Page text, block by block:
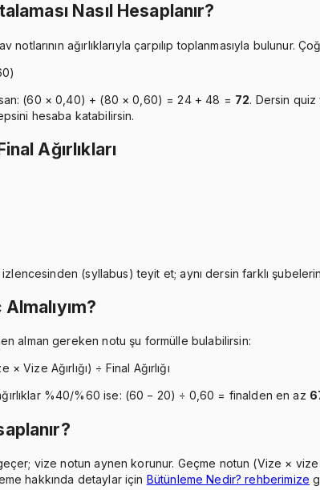
Nasıl Hesaplanır?
notlarının ağırlıklarıyla çarpılıp toplanmasıyla bulunur.
(60 × 0,40) + (80 × 0,60) = 24 + 48 = 72. Dersin
hesaba katabilirsin.
Ağırlıkları
izlencesinden (syllabus) teyit et; aynı dersin farklı
alman gereken notu şu formülle bulabilirsin:
Vize Ağırlığı) ÷ Final Ağırlığı
%40/%60 ise: (60 − 20) ÷ 0,60 = finalden en az
vize notun aynen korunur. Geçme notun (Vize × vize
hakkında detaylar için Bütünleme Nedir? rehberimize